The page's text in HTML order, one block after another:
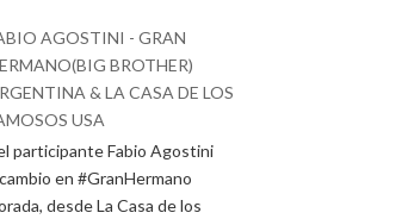
AGOSTINI - GRAN
BROTHER)
& LA CASA DE LOS
USA
participante Fabio Agostini
en #GranHermano
desde La Casa de los